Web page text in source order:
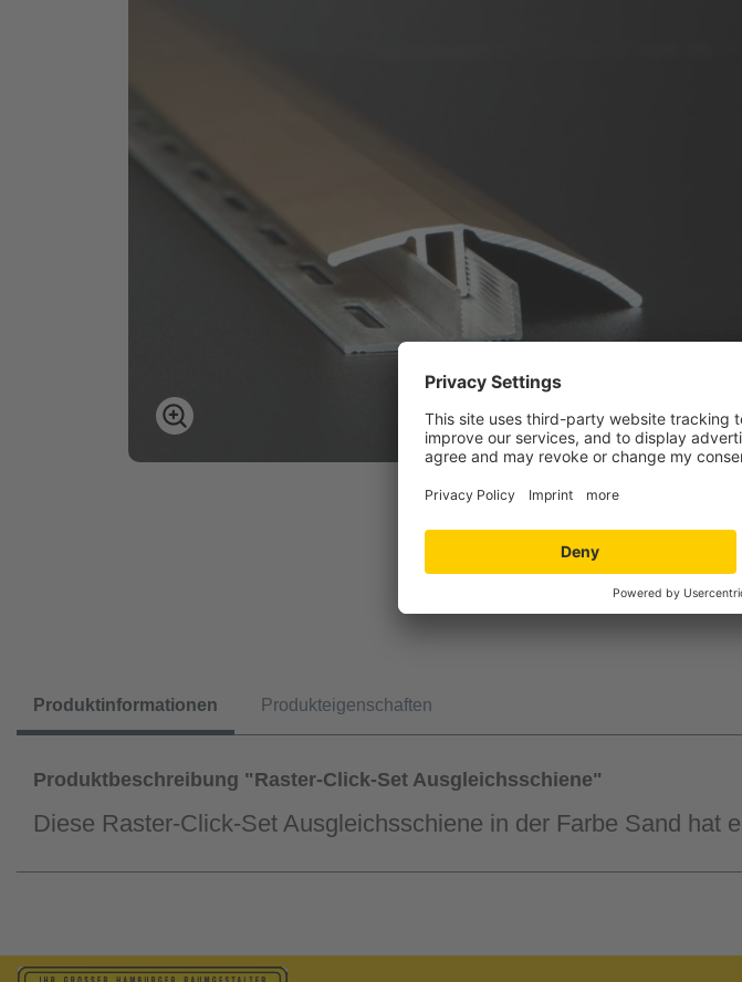
Produktinformationen Produkteigenschaften
Produktbeschreibung "Raster-Click-Set Ausgleichsschiene"
Diese Raster-Click-Set Ausgleichsschiene in der Farbe Sand